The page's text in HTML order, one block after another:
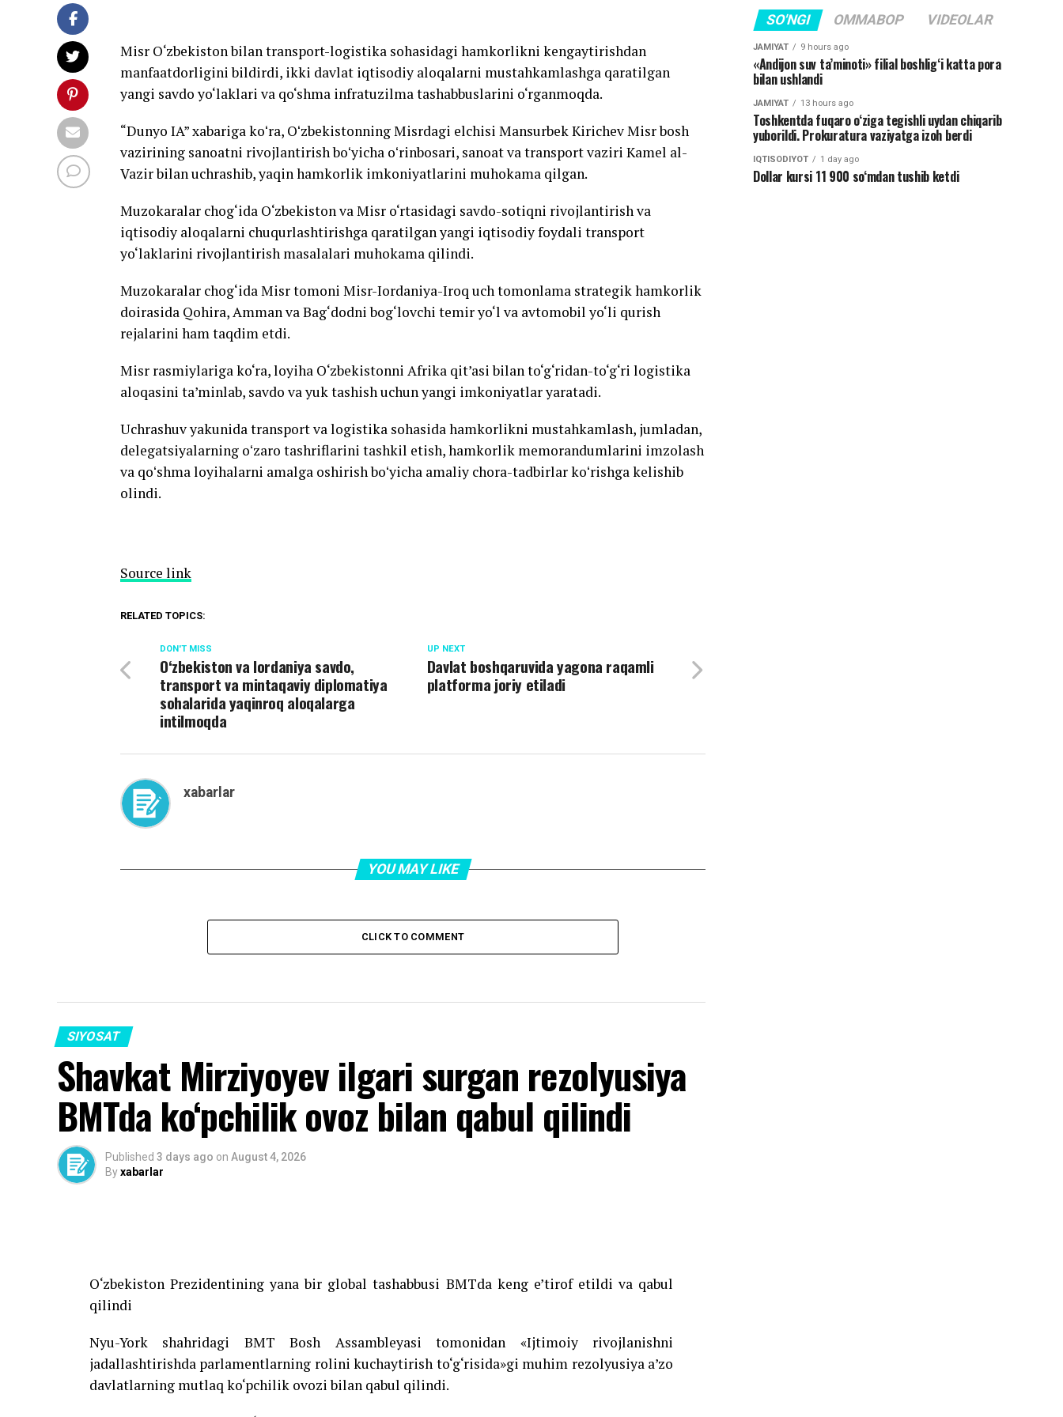
Misr O‘zbekiston bilan transport-logistika sohasidagi hamkorlikni kengaytirishdan
manfaatdorligini bildirdi, ikki davlat iqtisodiy aloqalarni mustahkamlashga qaratilgan
yangi savdo yo‘laklari va qo‘shma infratuzilma tashabbuslarini o‘rganmoqda.
“Dunyo IA” xabariga koʻra, Oʻzbekistonning Misrdagi elchisi Mansurbek Kirichev Misr bosh
vazirining sanoatni rivojlantirish boʻyicha oʻrinbosari, sanoat va transport vaziri Kamel al-
Vazir bilan uchrashib, yaqin hamkorlik imkoniyatlarini muhokama qilgan.
Muzokaralar chog‘ida O‘zbekiston va Misr o‘rtasidagi savdo-sotiqni rivojlantirish va
iqtisodiy aloqalarni chuqurlashtirishga qaratilgan yangi iqtisodiy foydali transport
yo‘laklarini rivojlantirish masalalari muhokama qilindi.
Muzokaralar chog‘ida Misr tomoni Misr-Iordaniya-Iroq uch tomonlama strategik hamkorlik
doirasida Qohira, Amman va Bag‘dodni bog‘lovchi temir yo‘l va avtomobil yo‘li qurish
rejalarini ham taqdim etdi.
Misr rasmiylariga ko‘ra, loyiha O‘zbekistonni Afrika qit’asi bilan to‘g‘ridan-to‘g‘ri logistika
aloqasini ta’minlab, savdo va yuk tashish uchun yangi imkoniyatlar yaratadi.
Uchrashuv yakunida transport va logistika sohasida hamkorlikni mustahkamlash, jumladan,
delegatsiyalarning oʻzaro tashriflarini tashkil etish, hamkorlik memorandumlarini imzolash
va qoʻshma loyihalarni amalga oshirish boʻyicha amaliy chora-tadbirlar koʻrishga kelishib
olindi.
Source link
RELATED TOPICS:
UP NEXT
Davlat boshqaruvida yagona raqamli
platforma joriy etiladi
DON'T MISS
O‘zbekiston va Iordaniya savdo,
transport va mintaqaviy diplomatiya
sohalarida yaqinroq aloqalarga
intilmoqda
xabarlar
YOU MAY LIKE
CLICK TO COMMENT
SIYOSAT
Shavkat Mirziyoyev ilgari surgan rezolyusiya
BMTda ko‘pchilik ovoz bilan qabul qilindi
Published 3 days ago on August 4, 2026
Byxabarlar
O‘zbekiston Prezidentining yana bir global tashabbusi BMTda keng e’tirof etildi va qabul
qilindi
Nyu-York shahridagi BMT Bosh Assambleyasi tomonidan «Ijtimoiy rivojlanishni
jadallashtirishda parlamentlarning rolini kuchaytirish to‘g‘risida»gi muhim rezolyusiya a’zo
davlatlarning mutlaq ko‘pchilik ovozi bilan qabul qilindi.
SO'NGI OMMABOP VIDEOLAR
JAMIYAT 9 hours ago
«Andijon suv ta’minoti» filial boshlig‘i katta pora
bilan ushlandi
JAMIYAT 13 hours ago
Toshkentda fuqaro o‘ziga tegishli uydan chiqarib
yuborildi. Prokuratura vaziyatga izoh berdi
IQTISODIYOT 1 day ago
Dollar kursi 11 900 so‘mdan tushib ketdi